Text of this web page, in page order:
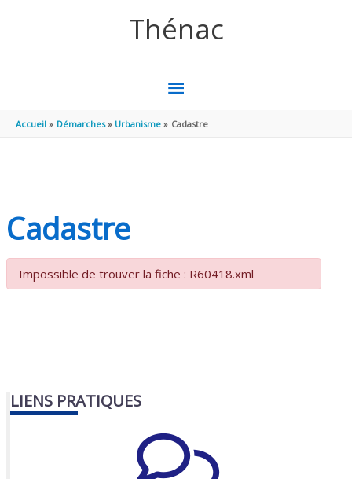
Thénac
MENU
PRINCIPAL
Accueil Démarches Urbanisme Cadastre
Cadastre
Impossible de trouver la fiche : R60418.xml
LIENS PRATIQUES